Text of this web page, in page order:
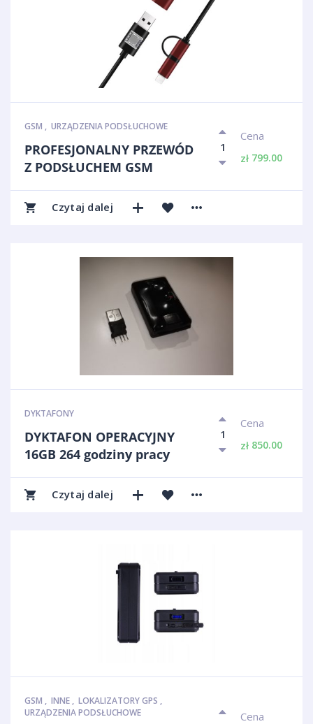
GSM , URZĄDZENIA PODSŁUCHOWE
PROFESJONALNY PRZEWÓD
Z PODSŁUCHEM GSM
Cena
zł 799.00
Czytaj dalej
DYKTAFONY
DYKTAFON OPERACYJNY
16GB 264 godziny pracy
Cena
zł 850.00
Czytaj dalej
GSM , INNE , LOKALIZATORY GPS ,
URZĄDZENIA PODSŁUCHOWE
Cena